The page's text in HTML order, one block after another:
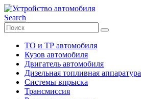
Search
ТО и ТР автомобиля
Кузов автомобиля
Двигатель автомобиля
Дизельная топливная аппаратура
Системы впрыска
Трансмиссия